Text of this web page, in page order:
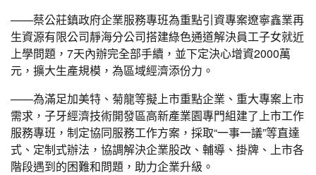
——蔡公莊鎮政府企業服務專班為重點引資專案遼寧鑫業再
生資源有限公司靜海分公司搭建綠色通道解決員工子女就近
上學問題，7天內辦完全部手續，並下定決心增資2000萬
元，擴大生產規模，為區域經濟添份力。
——為滿足加美特、菊龍等擬上市重點企業、重大專案上市
需求，子牙經濟技術開發區高新產業園專門組建了上市工作
服務專班，制定協同服務工作方案，採取“一事一議”等直達
式、定制式辦法，協調解決企業股改、輔導、掛牌、上市各
階段遇到的困難和問題，助力企業升級。